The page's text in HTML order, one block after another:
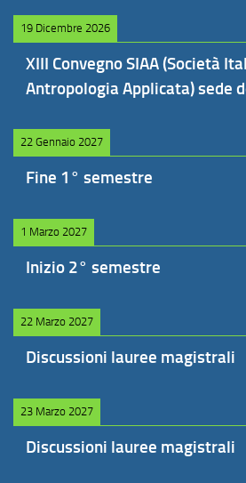
19 Dicembre 2026
XIII Convegno SIAA (Società
Antropologia Applicata) sede
22 Gennaio 2027
Fine 1° semestre
1 Marzo 2027
Inizio 2° semestre
22 Marzo 2027
Discussioni lauree magistrali
23 Marzo 2027
Discussioni lauree magistrali